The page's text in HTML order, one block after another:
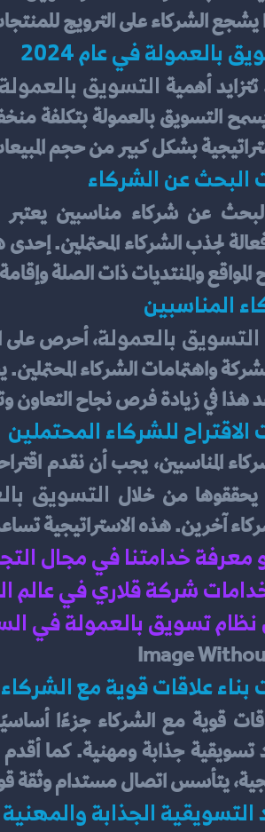
يشجع الشركاء على الترويج
بالعمولة في عام 2024
التسويق
بشكل كبير من حجم
البحث عن الشركاء
عن شركاء مناسبين
والمنتديات ذات الصلة
المناسبين
التسويق بالعمولة
في زيادة فرص نجاح التعاون
الاقتراح للشركاء المحتملين
يحققوها من خلال التسويق
آخرين. هذه الاستراتيجية
و معرفة خدامتنا في مجال
شركة قلاري في عالم
تسويق بالعمولة في
بناء علاقات قوية مع الشركاء
قوية مع الشركاء جزءًا
يتأسس اتصال مستدام وثقة
التسويقية الجذابة والمهنية